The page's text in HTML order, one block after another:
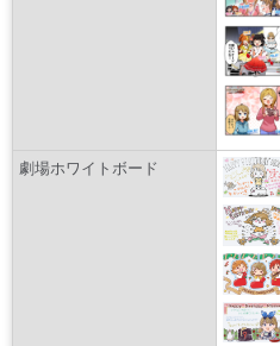
劇場ホワイトボード